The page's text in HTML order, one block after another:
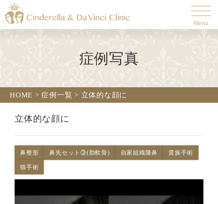
Menu
症例写真
HOME >症例一覧 > 立体的な顔に
立体的な顔に
鼻整形 鼻先セット③(肋軟骨) 自家組織隆鼻 貴族手術
猫手術